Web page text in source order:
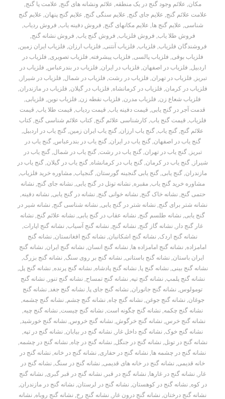
مکان, علائم وجود گنج در یک منطقه, علائم ونشانه های گنج, علامت پا گنج,
علامت علائم گنج, علایم جای گنج, علایم سنگی گنج, علایم گنج پنهان, علایم گنج
شناسی, علایم گنج ها, علایم مکانهای گنج, فروش دفینه یاب, فروش ردیاب,
فروش طلا یاب, فروش فلزیاب, فروش گنج یاب, فروش نشانه گنج,
فروشندگان فلزیاب, فلزیاب, فلزیاب آنتنی, فلزیاب ارزان, فلزیاب ایران زمین,
فلزیاب بوقی, فلزیاب پالسی, فلزیاب پیشرفته, فلزیاب تصویری, فلزیاب در
اردبیل, فلزیاب در اصفهان, فلزیاب در ایران, فلزیاب در بندرعباس, فلزیاب در
تبریز , فلزیاب در تهران, فلزیاب در رشت, فلزیاب در شمال, فلزیاب در شیراز ,
فلزیاب در کرمان, فلزیاب در کرمانشاه, فلزیاب در گیلان, فلزیاب در مازندران,
فلزیاب شعاع زن, فلزیاب مدرن, فلزیاب نقطه زن, فلزیاب نوین, فلزیابی,
قدمت آجر در گنج یابی, قیمت دفینه یاب, قیمت ردیاب, قیمت طلا یاب, قیمت
فلزیاب, قیمت گنج یاب,کارشناسی علائم گنج,کتاب علائم شناسی گنج,کتاب
علائم گنج, گنج یاب, گنج یاب ارزان, گنج یاب ایران زمین, گنج یاب در اردبیل,
گنج یاب در اصفهان,گنج یاب در ایران,گنج یاب در بندرعباس,گنج یاب در
تبریز ,گنج یاب در تهران,گنج یاب در رشت,گنج یاب در شمال,گنج یاب در
شیراز , گنج یاب در کرمان, گنج یاب در کرمانشاه, گنج یاب در گیلان, گنج یاب در
مازندران,گنج یابی,گنج یابی گنجینه گورستان,گنجیاب,مشاوره خرید فلزیاب,
مشاوره خرید گنج یاب,مقبره,نشانه تونل در گنج یابی,نشانه جای گنج,نشانه
حتمی گنج,نشانه خاک گنج,نشانه خوانی گنج,نشانه در گنج یابی,نشانه دفینه,
نشانه شتر برای گنج, نشانه شتر در گنج یابی, نشانه شناسی گنج, نشانه شیر در
گنج یابی, نشانه طلسم گنج, نشانه عقاب در گنج یابی, نشانه علائم گنج, نشانه
غار گنج دار , نشانه گاز گنج, نشانه گنج, نشانه گنج آسیاب, نشانه گنج اپارات,
نشانه گنج اردک, نشانه گنج اشکانیان, نشانه گنج افغانستان, نشانه گنج
امامزاده,نشانه گنج امامزاده ها,نشانه گنج انسان,نشانه گنج ایران,نشانه گنج
ایران باستان,نشانه گنج باستانی,نشانه گنج بر روی سنگ,نشانه گنج بزرگ,
نشانه گنج بینی,نشانه گنج پا,نشانه گنج پادشاه,نشانه گنج پرنده,نشانه گنج پل,
نشانه گنج پلمپ,نشانه گنج تپه,نشانه گنج تمساح,نشانه گنج تنور ,نشانه گنج
تومولوس, نشانه گنج جانوران, نشانه گنج جای پا, نشانه گنج جغد, نشانه گنج
جوغان,نشانه گنج جوغن,نشانه گنج چاه,نشانه گنج چشم,نشانه گنج چشمه,
نشانه گنج چکمه, نشانه گنج چگونه است, نشانه گنج چیست, نشانه گنج چیه,
نشانه گنج خرس,نشانه گنج خرگوش,نشانه گنج خروس,نشانه گنج خورشید,
نشانه گنج خوک, نشانه گنج داخل غار , نشانه گنج در بیابان, نشانه گنج در تپه,
نشانه گنج در تونل,نشانه گنج در جنگل,نشانه گنج در چاه,نشانه گنج در چشمه,
نشانه گنج در چشمه ها,نشانه گنج در حفاری,نشانه گنج در خانه,نشانه گنج در
خانه قدیمی,نشانه گنج در خانه های قدیمی,نشانه گنج در سنگ,نشانه گنج در
غار , نشانه گنج در غارها, نشانه گنج در قبر , نشانه گنج در قبر گبری, نشانه گنج
در کوه,نشانه گنج در کوهستان,نشانه گنج در لرستان,نشانه گنج در مازندران,
نشانه گنج درختان, نشانه گنج درون غار , نشانه گنج رخ, نشانه گنج روباه, نشانه